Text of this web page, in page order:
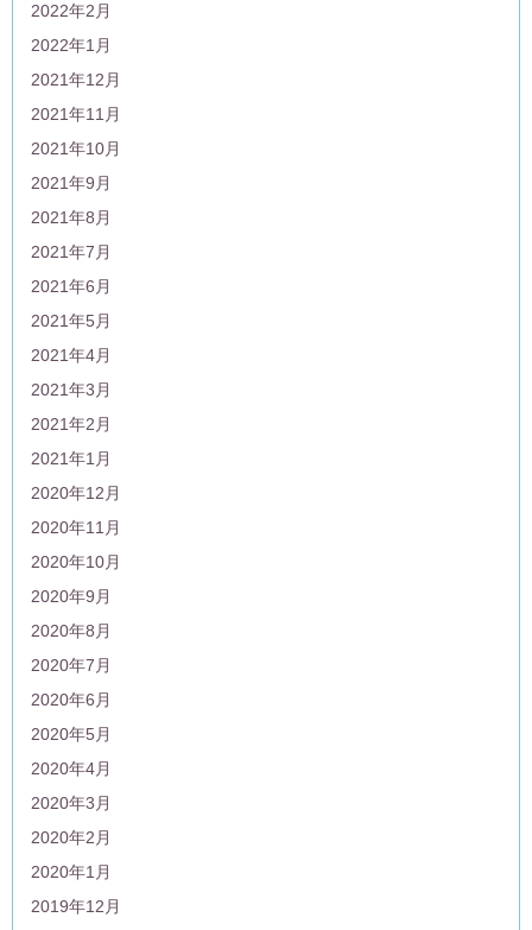
2022年2月
2022年1月
2021年12月
2021年11月
2021年10月
2021年9月
2021年8月
2021年7月
2021年6月
2021年5月
2021年4月
2021年3月
2021年2月
2021年1月
2020年12月
2020年11月
2020年10月
2020年9月
2020年8月
2020年7月
2020年6月
2020年5月
2020年4月
2020年3月
2020年2月
2020年1月
2019年12月